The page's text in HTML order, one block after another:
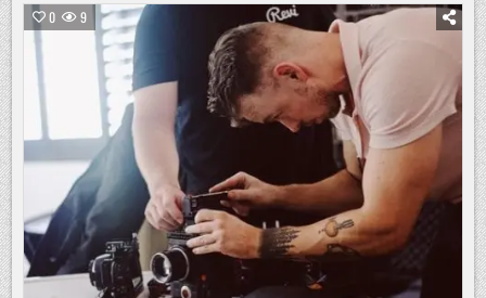
ERST
EINSCHRÄNKUNGEN,
DANN
MOBILFUNKNETZ
0 9